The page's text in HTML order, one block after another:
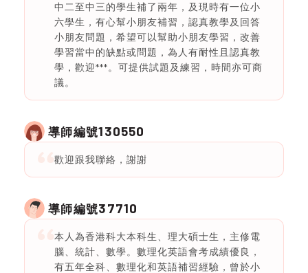
中二至中三的學生補了兩年，及現時有一位小
六學生，有心幫小朋友補習，認真教學及回答
小朋友問題，希望可以幫助小朋友學習，改善
學習當中的缺點或問題，為人有耐性且認真教
學，歡迎***。可提供試題及練習，時間亦可商
議。
導師編號130550
歡迎跟我聯絡，謝謝
導師編號37710
本人為香港科大本科生、理大碩士生，主修電
腦、統計、數學。數理化英語會考成績優良，
有五年全科、數理化和英語補習經驗，曾於小